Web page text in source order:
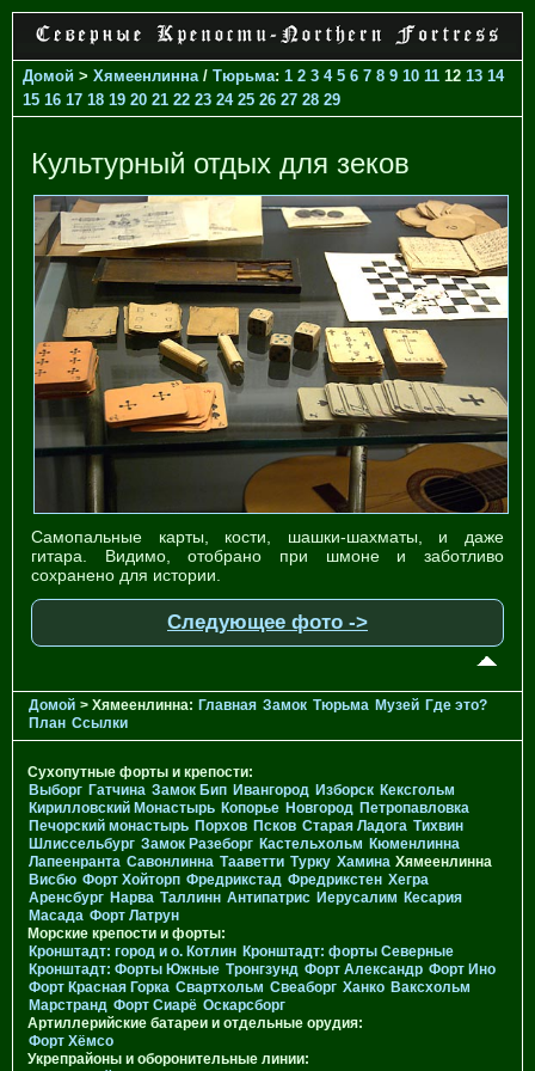
Домой > Хямеенлинна / Тюрьма: 1 2 3 4 5 6 7 8 9 10 11 12 13 14
15 16 17 18 19 20 21 22 23 24 25 26 27 28 29
Культурный отдых для зеков
Самопальные карты, кости, шашки-шахматы, и даже
гитара. Видимо, отобрано при шмоне и заботливо
сохранено для истории.
Следующее фото ->
Домой > Хямеенлинна: Главная Замок Тюрьма Музей Где это?
План Ссылки
Сухопутные форты и крепости:
Выборг Гатчина Замок Бип Ивангород Изборск Кексгольм
Кирилловский Монастырь Копорье Новгород Петропавловка
Печорcкий монастырь Порхов Псков Старая Ладога Тихвин
Шлиссельбург Замок Разеборг Кастельхольм Кюменлинна
Лапеенранта Савонлинна Тааветти Турку Хамина Хямеенлинна
Висбю Форт Хойторп Фредрикстад Фредрикстен Хегра
Аренсбург Нарва Таллинн Антипатрис Иерусалим Кесария
Масада Форт Латрун
Морские крепости и форты:
Кронштадт: город и о. Котлин Кронштадт: форты Северные
Кронштадт: Форты Южные Тронгзунд Форт Александр Форт Ино
Форт Красная Горка Свартхольм Свеаборг Ханко Ваксхольм
Марстранд Форт Сиарё Оскарсборг
Артиллерийские батареи и отдельные орудия:
Форт Хёмсо
Укрепрайоны и оборонительные линии: